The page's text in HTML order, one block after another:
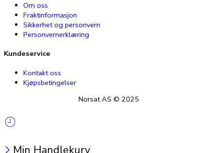
Om oss
Fraktinformasjon
Sikkerhet og personvern
Personvernerklæring
Kundeservice
Kontakt oss
Kjøpsbetingelser
Norsat AS © 2025